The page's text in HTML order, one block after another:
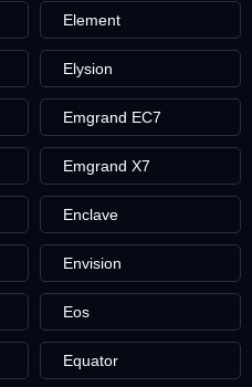
Element
Elysion
Emgrand EC7
Emgrand X7
Enclave
Envision
Eos
Equator